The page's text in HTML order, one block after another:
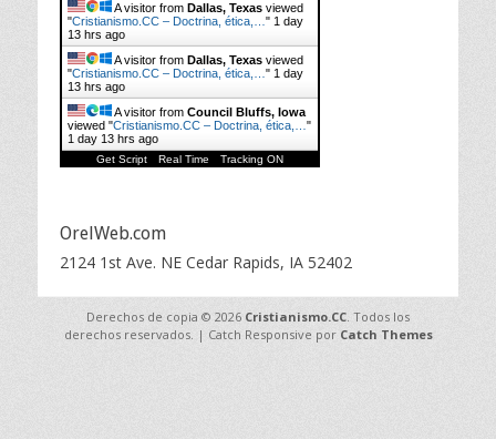
A visitor from Dallas, Texas viewed
"Cristianismo.CC – Doctrina, ética,… " 1 day
13 hrs ago
A visitor from Dallas, Texas viewed
"Cristianismo.CC – Doctrina, ética,… " 1 day
13 hrs ago
A visitor from Council Bluffs, Iowa
viewed "Cristianismo.CC – Doctrina, ética,… "
1 day 13 hrs ago
Get Script Real Time Tracking ON
OrelWeb.com
2124 1st Ave. NE Cedar Rapids, IA 52402
Derechos de copia © 2026 Cristianismo.CC. Todos los
derechos reservados. | Catch Responsive por Catch Themes